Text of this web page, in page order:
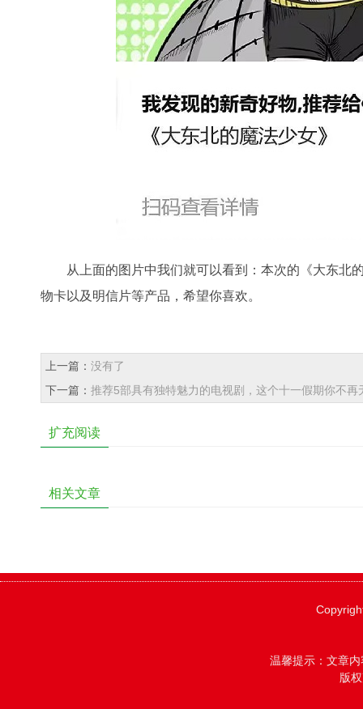
从上面的图片中我们就可以看到：本次的《大东北
物卡以及明信片等产品，希望你喜欢。
上一篇： 没有了
下一篇： 推荐5部具有独特魅力的电视剧，这个十一假期你不再
扩充阅读
相关文章
温馨提示：文章
版